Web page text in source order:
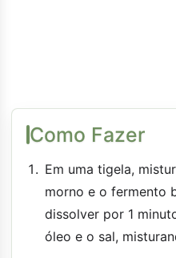
Como Fazer
Em uma tigela,
morno e o fermento
dissolver por 1
óleo e o sal,